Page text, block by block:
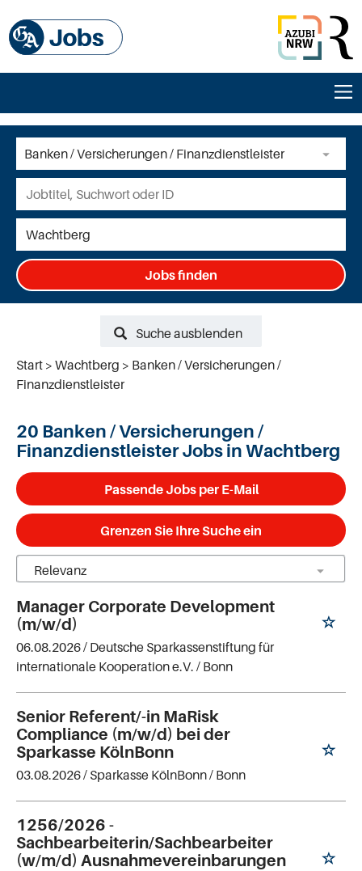
Jobs finden
Suche ausblenden
Start
Wachtberg
Banken / Versicherungen /
Finanzdienstleister
20 Banken / Versicherungen /
Finanzdienstleister Jobs in Wachtberg
Passende Jobs per E-Mail
Grenzen Sie Ihre Suche ein
Manager Corporate Development
(m/w/d)
06.08.2026 / Deutsche Sparkassenstiftung für
internationale Kooperation e.V. / Bonn
Senior Referent/-in MaRisk
Compliance (m/w/d) bei der
Sparkasse KölnBonn
03.08.2026 / Sparkasse KölnBonn/ Bonn
1256/2026 -
Sachbearbeiterin/Sachbearbeiter
(w/m/d) Ausnahmevereinbarungen